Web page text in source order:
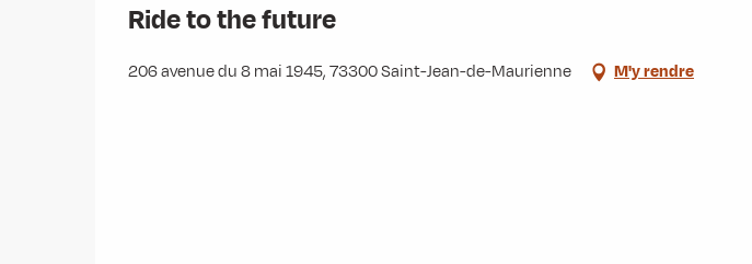
Ride to the future
206 avenue du 8 mai 1945, 73300 Saint-Jean-de-Maurienne M'y rendre